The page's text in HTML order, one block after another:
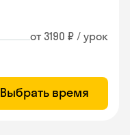
от 3190 ₽ / урок
Выбрать время